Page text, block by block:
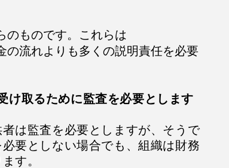
のものです。これらは
の流れよりも多くの説明責任を必要
け取るために監査を必要とします
は監査を必要としますが、そうで
要としない場合でも、組織は財務
す。